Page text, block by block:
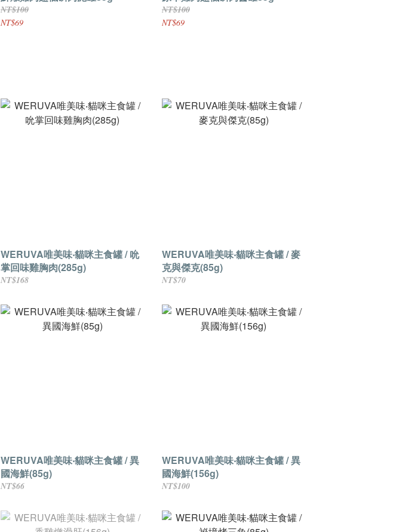
NT$100
NT$69
NT$100
NT$69
WERUVA唯美味‧貓咪主食罐 / 吮
掌回味雞胸肉(285g)
NT$168
WERUVA唯美味‧貓咪主食罐 / 麥
克與傑克(85g)
NT$70
WERUVA唯美味‧貓咪主食罐 / 異
國海鮮(85g)
NT$66
WERUVA唯美味‧貓咪主食罐 / 異
國海鮮(156g)
NT$100